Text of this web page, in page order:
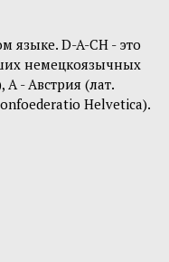
языке. D-A-CH - это
немецкоязычных
- Австрия (лат.
Helvetica).